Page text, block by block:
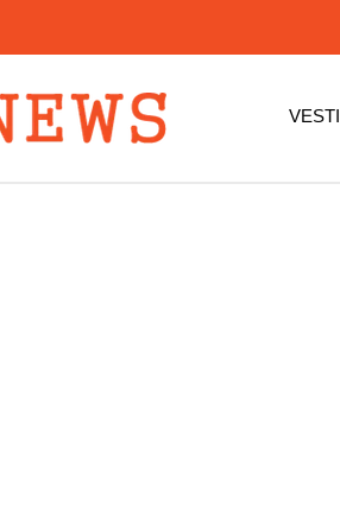
VESTI